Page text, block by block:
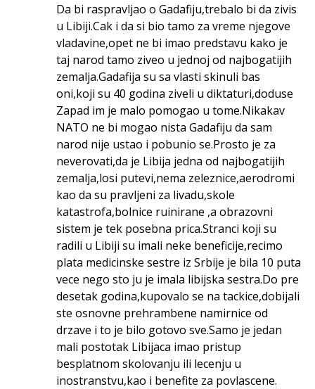
Da bi raspravljao o Gadafiju,trebalo bi da zivis
u Libiji.Cak i da si bio tamo za vreme njegove
vladavine,opet ne bi imao predstavu kako je
taj narod tamo ziveo u jednoj od najbogatijih
zemalja.Gadafija su sa vlasti skinuli bas
oni,koji su 40 godina ziveli u diktaturi,doduse
Zapad im je malo pomogao u tome.Nikakav
NATO ne bi mogao nista Gadafiju da sam
narod nije ustao i pobunio se.Prosto je za
neverovati,da je Libija jedna od najbogatijih
zemalja,losi putevi,nema zeleznice,aerodromi
kao da su pravljeni za livadu,skole
katastrofa,bolnice ruinirane ,a obrazovni
sistem je tek posebna prica.Stranci koji su
radili u Libiji su imali neke beneficije,recimo
plata medicinske sestre iz Srbije je bila 10 puta
vece nego sto ju je imala libijska sestra.Do pre
desetak godina,kupovalo se na tackice,dobijali
ste osnovne prehrambene namirnice od
drzave i to je bilo gotovo sve.Samo je jedan
mali postotak Libijaca imao pristup
besplatnom skolovanju ili lecenju u
inostranstvu,kao i benefite za povlascene.